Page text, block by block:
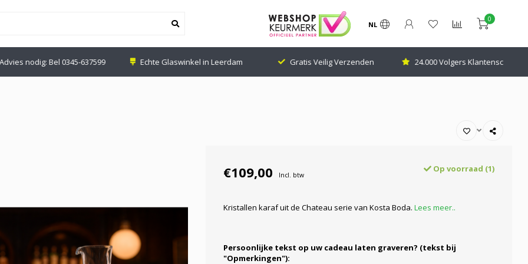
NL
0
Bel0345-637599 Echte Glaswinkel in Leerdam Gratis Veilig Verzenden 24.000 Volgers Klantenscore: 9.1
€109,00 Incl. btw
Op voorraad (1)
Kristallen karaf uit de Chateau serie van Kosta Boda. Lees meer..
Persoonlijke tekst op uw cadeau laten graveren? (tekst bij
"Opmerkingen"):